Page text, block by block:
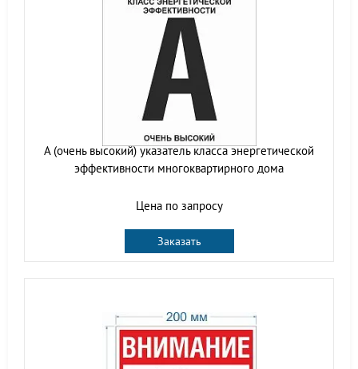
A (очень высокий) указатель класса энергетической
эффективности многоквартирного дома
Цена по запросу
Заказать